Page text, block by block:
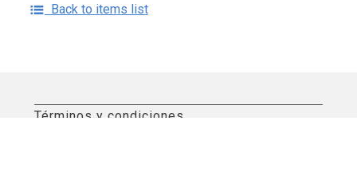
Back to items list
Términos y condiciones